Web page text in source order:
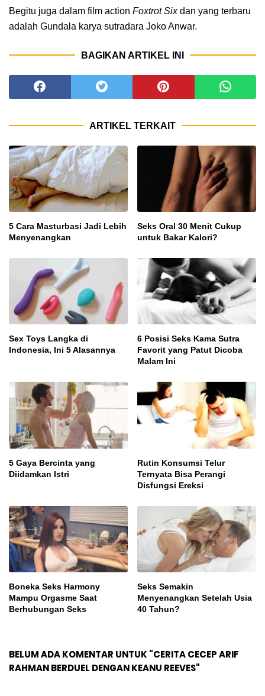
Begitu juga dalam film action Foxtrot Sixdan yang terbaru
adalah Gundala karya sutradara Joko Anwar.
BAGIKAN ARTIKEL INI
ARTIKEL TERKAIT
5 Cara Masturbasi Jadi Lebih
Menyenangkan
Seks Oral 30 Menit Cukup
untuk Bakar Kalori?
Sex Toys Langka di
Indonesia, Ini 5 Alasannya
6 Posisi Seks Kama Sutra
Favorit yang Patut Dicoba
Malam Ini
5 Gaya Bercinta yang
Diidamkan Istri
Rutin Konsumsi Telur
Ternyata Bisa Perangi
Disfungsi Ereksi
Boneka Seks Harmony
Mampu Orgasme Saat
Berhubungan Seks
Seks Semakin
Menyenangkan Setelah Usia
40 Tahun?
BELUM ADA KOMENTAR UNTUK "CERITA CECEP ARIF
RAHMAN BERDUEL DENGAN KEANU REEVES"